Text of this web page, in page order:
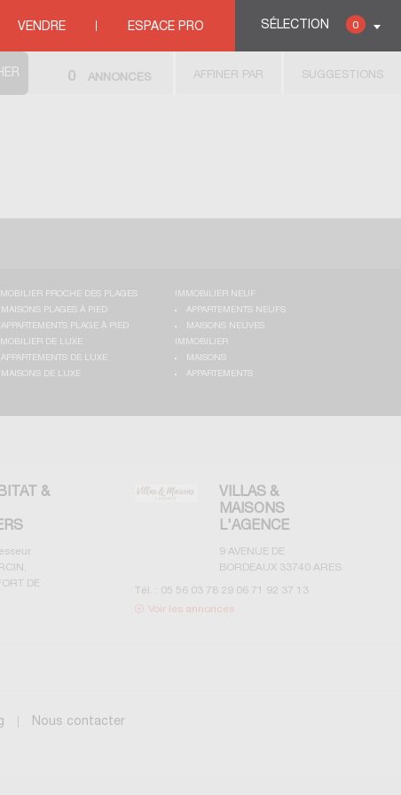
SÉLECTION 0
VENDRE ESPACE PRO
AFFINER PAR SUGGESTIONS
0 ANNONCES
PROCHE DES PLAGES
MAISONS PLAGES À PIED
APPARTEMENTS PLAGE À PIED
IMMOBILIER NEUF
APPARTEMENTS NEUFS
MAISONS NEUVES
DE LUXE
APPARTEMENTS DE LUXE
MAISONS DE LUXE
IMMOBILIER
MAISONS
APPARTEMENTS
&
DE
VILLAS &
MAISONS
L'AGENCE
9 AVENUE DE
BORDEAUX 33740 ARES
Tél. : 05 56 03 78 29 06 71 92 37 13
Voir les annonces
Nous contacter